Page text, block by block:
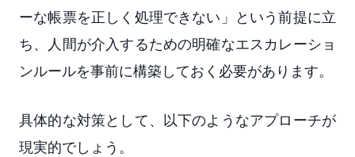
ーな帳票を正しく処理できない」という前提に立
ち、人間が介入するための明確なエスカレーショ
ンルールを事前に構築しておく必要があります。
具体的な対策として、以下のようなアプローチが
現実的でしょう。